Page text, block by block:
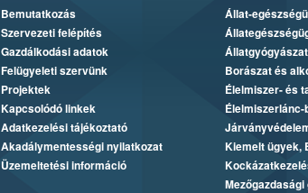
Bemutatkozás
Szervezeti felépítés
Gazdálkodási adatok
Felügyeleti szervünk
Projektek
Kapcsolódó linkek
Adatkezelési tájékoztató
Akadálymentességi nyilatkozat
Üzemeltetési információ
Állat-
Borászat és
Élelmiszer- és
Kiemelt ügyek,